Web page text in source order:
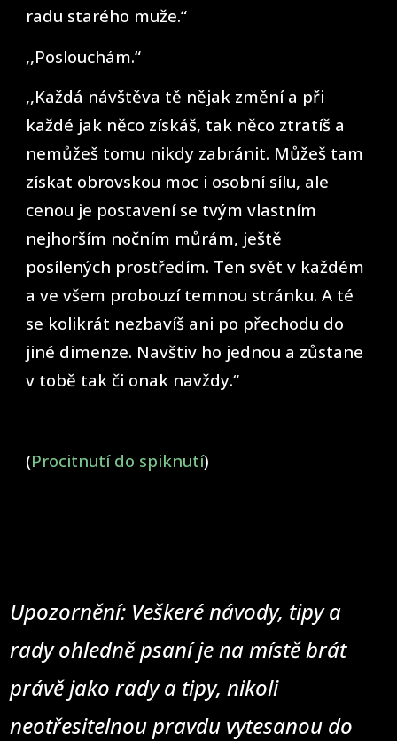
radu starého muže.“
,,Poslouchám.“
,,Každá návštěva tě nějak změní a při
každé jak něco získáš, tak něco ztratíš a
nemůžeš tomu nikdy zabránit. Můžeš tam
získat obrovskou moc i osobní sílu, ale
cenou je postavení se tvým vlastním
nejhorším nočním můrám, ještě
posílených prostředím. Ten svět v každém
a ve všem probouzí temnou stránku. A té
se kolikrát nezbavíš ani po přechodu do
jiné dimenze. Navštiv ho jednou a zůstane
v tobě tak či onak navždy.“
(Procitnutí do spiknutí)
Upozornění: Veškeré návody, tipy a
rady ohledně psaní je na místě brát
právě jako rady a tipy, nikoli
neotřesitelnou pravdu vytesanou do